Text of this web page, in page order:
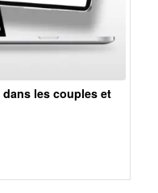
les couples et